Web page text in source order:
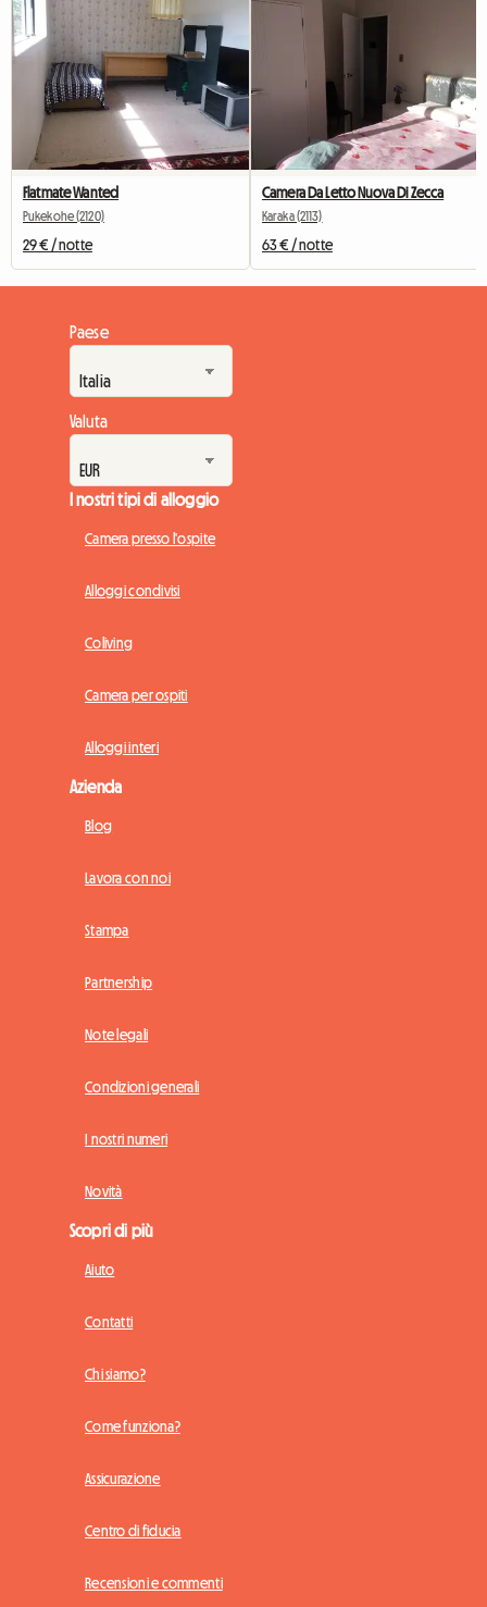
Flatmate Wanted
Pukekohe (2120)
29 € / notte
Camera Da Letto Nuova Di Zecca
Karaka (2113)
63 € / notte
Paese
Valuta
I nostri tipi di alloggio
Camera presso l'ospite
Alloggi condivisi
Coliving
Camera per ospiti
Alloggi interi
Azienda
Blog
Lavora con noi
Stampa
Partnership
Note legali
Condizioni generali
I nostri numeri
Novità
Scopri di più
Aiuto
Contatti
Chi siamo?
Come funziona?
Assicurazione
Centro di fiducia
Recensioni e commenti